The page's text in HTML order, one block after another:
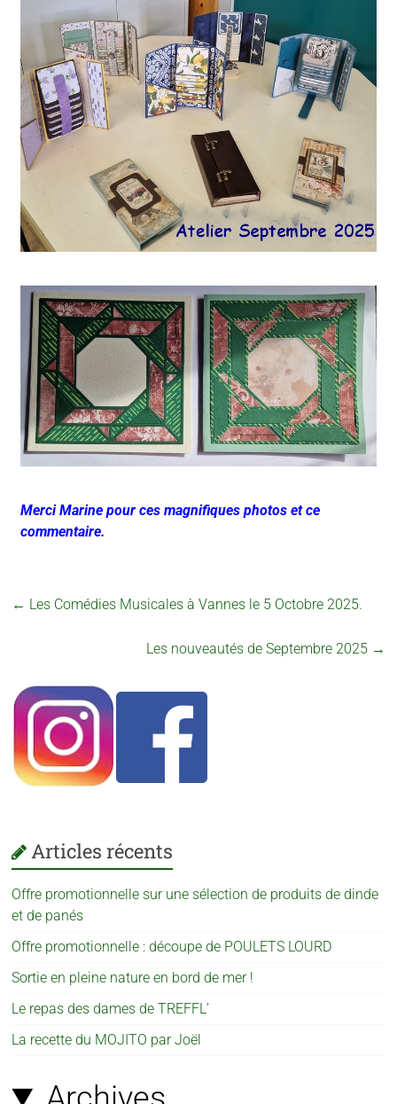
Merci Marine pour ces magnifiques photos et ce
commentaire.
← Les Comédies Musicales à Vannes le 5 Octobre 2025.
Les nouveautés de Septembre 2025 →
Articles récents
Offre promotionnelle sur une sélection de produits de dinde
et de panés
Offre promotionnelle : découpe de POULETS LOURD
Sortie en pleine nature en bord de mer !
Le repas des dames de TREFFL’
La recette du MOJITO par Joël